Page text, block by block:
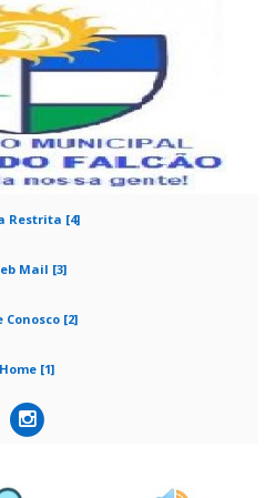
Restrita [4]
Mail [3]
Conosco [2]
Home [1]